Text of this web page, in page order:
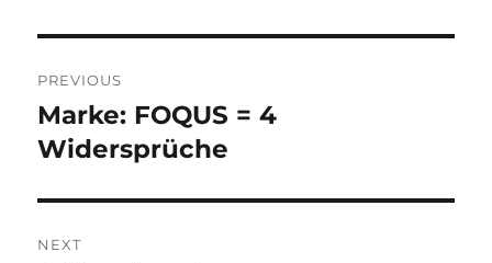
navigation
PREVIOUS
Previous
post:
Marke: FOQUS = 4
Widersprüche
NEXT